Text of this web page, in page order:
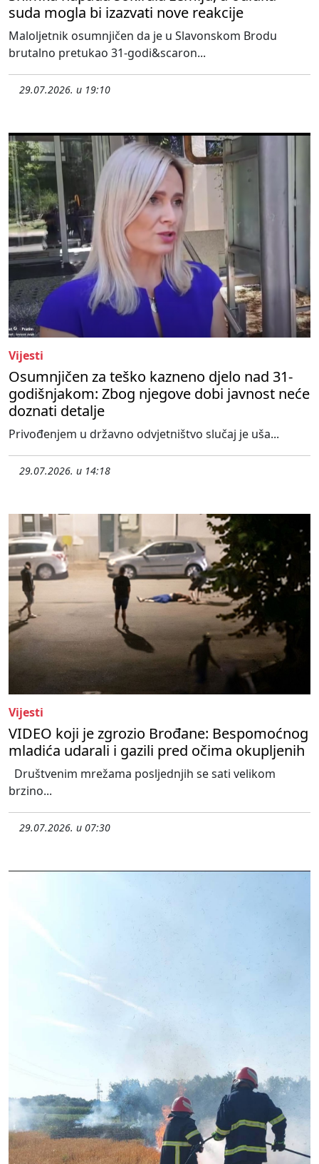
suda mogla bi izazvati nove reakcije
Maloljetnik osumnjičen da je u Slavonskom Brodu
brutalno pretukao 31-godi&scaron...
29.07.2026. u 19:10
Vijesti
Osumnjičen za teško kazneno djelo nad 31-
godišnjakom: Zbog njegove dobi javnost neće
doznati detalje
Privođenjem u državno odvjetništvo slučaj je uša...
29.07.2026. u 14:18
Vijesti
VIDEO koji je zgrozio Brođane: Bespomoćnog
mladića udarali i gazili pred očima okupljenih
Društvenim mrežama posljednjih se sati velikom
brzino...
29.07.2026. u 07:30